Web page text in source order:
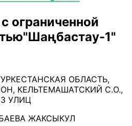
ограниченной
1"
ОБЛАСТЬ,
КЕЛЬТЕМАШАТСКИЙ С.О.,
УЛИЦ
ЖАКСЫКУЛ